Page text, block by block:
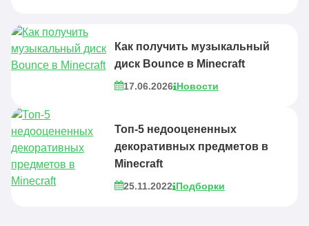
Как получить музыкальный
диск Bounce в Minecraft
17.06.2026 Новости
Топ-5 недооцененных
декоративных предметов в
Minecraft
25.11.2022 Подборки